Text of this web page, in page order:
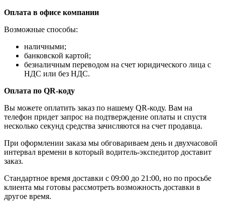
Оплата в офисе компании
Возможные способы:
наличными;
банковской картой;
безналичным переводом на счет юридического лица с
НДС или без НДС.
Оплата по QR-коду
Вы можете оплатить заказ по нашему QR-коду. Вам на
телефон придет запрос на подтверждение оплаты и спустя
несколько секунд средства зачисляются на счет продавца.
При оформлении заказа мы обговариваем день и двухчасовой
интервал времени в который водитель-экспедитор доставит
заказ.
Стандартное время доставки с 09:00 до 21:00, но по просьбе
клиента мы готовы рассмотреть возможность доставки в
другое время.